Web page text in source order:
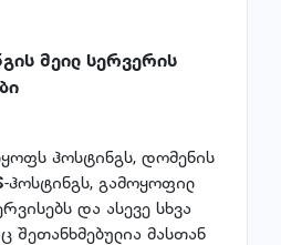
მეილ სერვერის
ჰოსტინგს, დომენის
-ჰოსტინგს, გამოყოფილ
და ასევე სხვა
შეთანხმებულია მასთან